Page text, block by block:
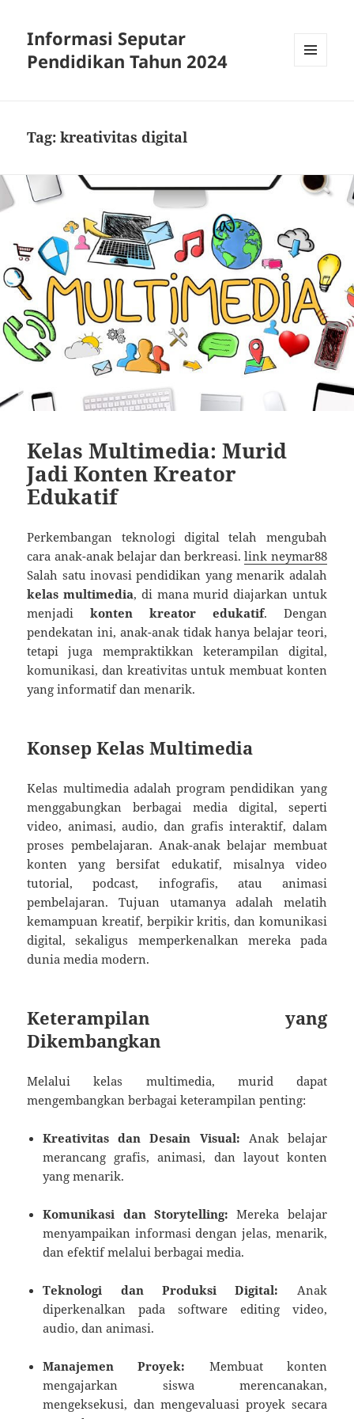
Informasi Seputar
Pendidikan Tahun 2024
Tag:kreativitas digital
Kelas Multimedia: Murid
Jadi Konten Kreator
Edukatif
Perkembangan teknologi digital telah mengubah
cara anak-anak belajar dan berkreasi.link neymar88
Salah satu inovasi pendidikan yang menarik adalah
kelas multimedia, di mana murid diajarkan untuk
menjadikonten kreator edukatif. Dengan
pendekatan ini, anak-anak tidak hanya belajar teori,
tetapi juga mempraktikkan keterampilan digital,
komunikasi, dan kreativitas untuk membuat konten
yang informatif dan menarik.
Konsep Kelas Multimedia
Kelas multimedia adalah program pendidikan yang
menggabungkan berbagai media digital, seperti
video, animasi, audio, dan grafis interaktif, dalam
proses pembelajaran. Anak-anak belajar membuat
konten yang bersifat edukatif, misalnya video
tutorial, podcast, infografis, atau animasi
pembelajaran. Tujuan utamanya adalah melatih
kemampuan kreatif, berpikir kritis, dan komunikasi
digital, sekaligus memperkenalkan mereka pada
dunia media modern.
Keterampilan yang
Dikembangkan
Melalui kelas multimedia, murid dapat
mengembangkan berbagai keterampilan penting:
Kreativitas dan Desain Visual: Anak belajar
merancang grafis, animasi, dan layout konten
yang menarik.
Komunikasi dan Storytelling: Mereka belajar
menyampaikan informasi dengan jelas, menarik,
dan efektif melalui berbagai media.
Teknologi dan Produksi Digital: Anak
diperkenalkan pada software editing video,
audio, dan animasi.
Manajemen Proyek: Membuat konten
mengajarkan siswa merencanakan,
mengeksekusi, dan mengevaluasi proyek secara